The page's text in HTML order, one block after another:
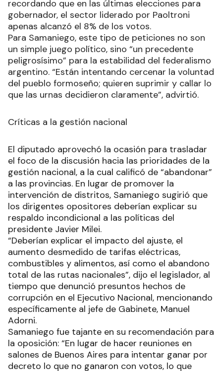
recordando que en las últimas elecciones para
gobernador, el sector liderado por Paoltroni
apenas alcanzó el 8% de los votos.
Para Samaniego, este tipo de peticiones no son
un simple juego político, sino “un precedente
peligrosísimo” para la estabilidad del federalismo
argentino. “Están intentando cercenar la voluntad
del pueblo formoseño; quieren suprimir y callar lo
que las urnas decidieron claramente”, advirtió.
Críticas a la gestión nacional
El diputado aprovechó la ocasión para trasladar
el foco de la discusión hacia las prioridades de la
gestión nacional, a la cual calificó de “abandonar”
a las provincias. En lugar de promover la
intervención de distritos, Samaniego sugirió que
los dirigentes opositores deberían explicar su
respaldo incondicional a las políticas del
presidente Javier Milei.
“Deberían explicar el impacto del ajuste, el
aumento desmedido de tarifas eléctricas,
combustibles y alimentos, así como el abandono
total de las rutas nacionales”, dijo el legislador, al
tiempo que denunció presuntos hechos de
corrupción en el Ejecutivo Nacional, mencionando
específicamente al jefe de Gabinete, Manuel
Adorni.
Samaniego fue tajante en su recomendación para
la oposición: “En lugar de hacer reuniones en
salones de Buenos Aires para intentar ganar por
decreto lo que no ganaron con votos, lo que